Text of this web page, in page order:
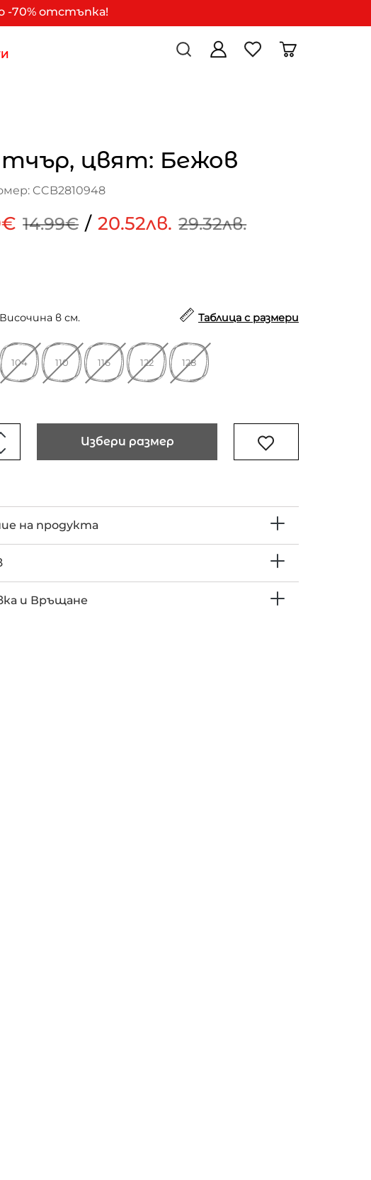
-70% отстъпка!
цвят: Бежов
CCB2810948
14.99€ / 20.52лв. 29.32лв.
в см. Таблица с размери
104 110 116 122 128
Избери размер
на продукта
и Връщане